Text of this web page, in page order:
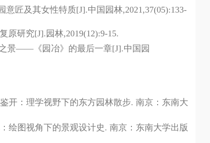
意匠及其女性特质[J].中国园林,2021,37(05):133-
原研究[J]. 园林,2019(12):9-15.
景—— 《园冶》的最后一章[J].中国园
开：理学视野下的东方园林散步. 南京：东南大
绘图视角下的景观设计史 . 南京：东南大学出版